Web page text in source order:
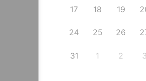
17 18 19
24 25 26
31 1 2 3